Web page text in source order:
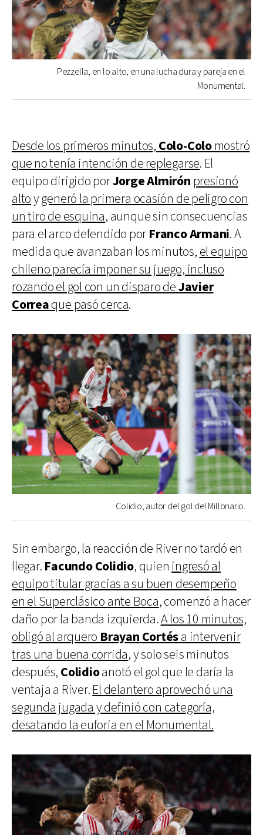
Pezzella, en lo alto, en una lucha dura y pareja en el
Monumental.
Desde los primeros minutos, Colo-Colomostró
que no tenía intención de replegarse. El
equipo dirigido porJorgeAlmirón presionó
altoygeneró la primera ocasión de peligro con
un tiro de esquina, aunque sin consecuencias
para el arco defendido por Franco Armani. A
medida que avanzaban los minutos, el equipo
chileno parecía imponer su juego, incluso
rozando el gol con un disparo deJavier
Correaque pasó cerca.
Colidio, autor del gol del Millonario.
Sin embargo, la reacción de River no tardó en
llegar. FacundoColidio, quien ingresó al
equipo titular gracias a su buen desempeño
en el Superclásico ante Boca, comenzó a hacer
daño por la banda izquierda.A los 10 minutos,
obligó al arquero Brayan Cortésa intervenir
tras una buena corrida, y solo seis minutos
después, Colidioanotó el gol que le daría la
ventaja a River.El delantero aprovechó una
segunda jugada y definió con categoría,
desatando la euforia en el Monumental.